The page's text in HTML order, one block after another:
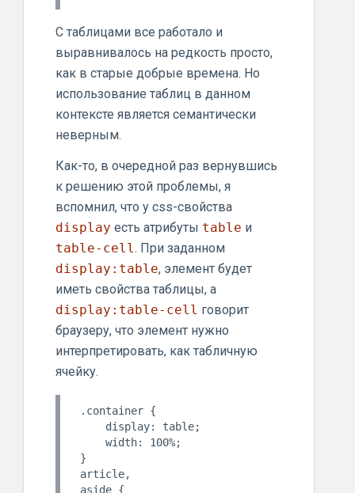
С таблицами все работало и
выравнивалось на редкость просто,
как в старые добрые времена. Но
использование таблиц в данном
контексте является семантически
неверным.
Как-то, в очередной раз вернувшись
к решению этой проблемы, я
вспомнил, что у css-свойства
display есть атрибуты table и
table-cell . При заданном
display:table, элемент будет
иметь свойства таблицы, а
display:table-cell говорит
браузеру, что элемент нужно
интерпретировать, как табличную
ячейку.
.container {
}
article,
aside {